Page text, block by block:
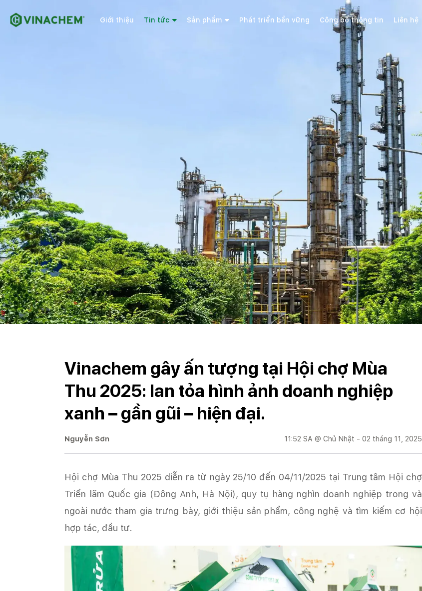
Giới thiệu Tin tức Sản phẩm Phát triển bền vững Công bố thông tin Liên hệ
Vinachem gây ấn tượng tại Hội chợ Mùa
Thu 2025: lan tỏa hình ảnh doanh nghiệp
xanh – gần gũi – hiện đại.
Nguyễn Sơn 11:52 SA @ Chủ Nhật - 02 tháng 11, 2025
Hội chợ Mùa Thu 2025 diễn ra từ ngày 25/10 đến 04/11/2025 tại Trung tâm Hội chợ
Triển lãm Quốc gia (Đông Anh, Hà Nội), quy tụ hàng nghìn doanh nghiệp trong và
ngoài nước tham gia trưng bày, giới thiệu sản phẩm, công nghệ và tìm kiếm cơ hội
hợp tác, đầu tư.